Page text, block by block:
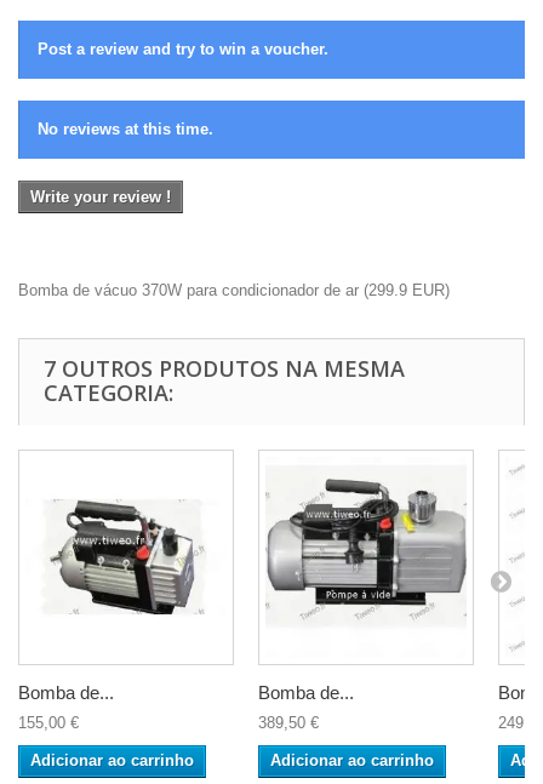
Post a review and try to win a voucher.
No reviews at this time.
Write your review !
Bomba de vácuo 370W para condicionador de ar (299.9 EUR)
7 OUTROS PRODUTOS NA MESMA
CATEGORIA:
Bomba de...
155,00 €
Adicionar ao carrinho
Bomba de...
389,50 €
Adicionar ao carrinho